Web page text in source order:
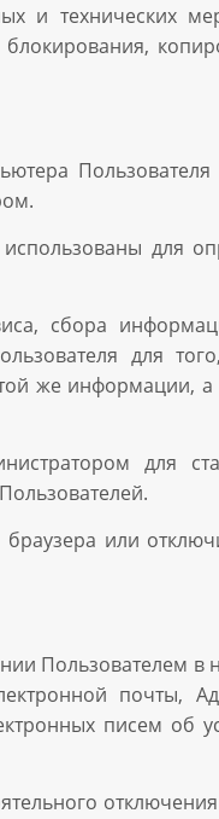
и технических
Пользователя
для
сбора
для
же информации,
для
или
Пользователем в
почты,
писем об